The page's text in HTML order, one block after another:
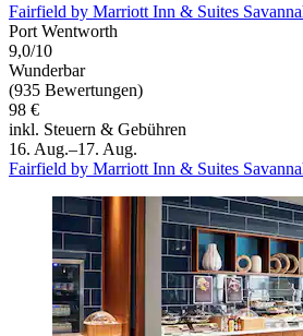
Fairfield by Marriott Inn & Suites
Port Wentworth
9,0/10
Wunderbar
(935 Bewertungen)
98 €
inkl. Steuern & Gebühren
16. Aug.–17. Aug.
Fairfield by Marriott Inn & Suites